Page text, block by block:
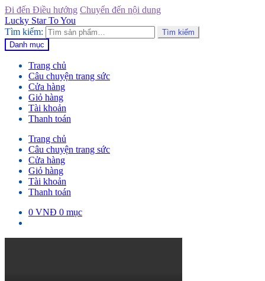
Đi đến Điều hướng Chuyển đến nội dung
Lucky Star To You
Tìm kiếm:
Tìm kiếm
Danh mục
Trang chủ
Câu chuyện trang sức
Cửa hàng
Giỏ hàng
Tài khoản
Thanh toán
Trang chủ
Câu chuyện trang sức
Cửa hàng
Giỏ hàng
Tài khoản
Thanh toán
0 VNĐ 0 mục